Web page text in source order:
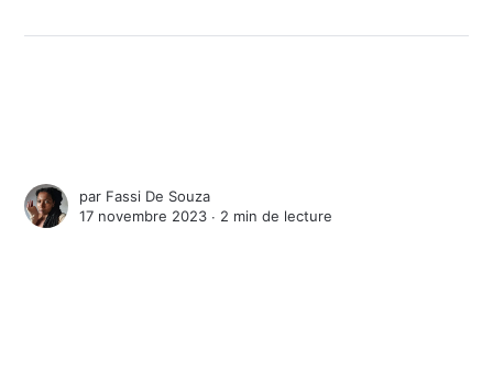
par Fassi De Souza
17 novembre 2023 ∙ 2 min de lecture